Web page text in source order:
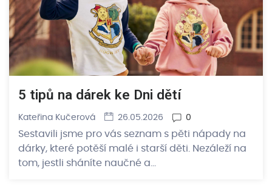
5 tipů na dárek ke Dni dětí
Kateřina Kučerová 26.05.2026 0
Sestavili jsme pro vás seznam s pěti nápady na
dárky, které potěší malé i starší děti. Nezáleží na
tom, jestli sháníte naučné a…